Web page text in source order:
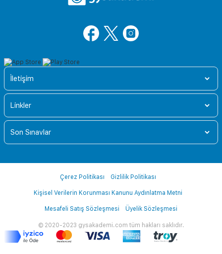
İletişim
Linkler
Son Sınavlar
© 2020-2023 gysakademi.com tüm hakları saklıdır.
Çerez Politikası Gizlilik Politikası
Kişisel Verilerin Korunması Kanunu Aydınlatma Metni
Mesafeli Satış Sözleşmesi Üyelik Sözleşmesi